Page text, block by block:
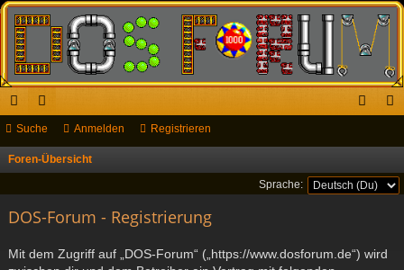
ch
ne
ug
or
en
el rie
Suche Anmelden Registrieren
Foren-Übersicht
u
Sprache:
DOS-Forum - Registrierung
Mit dem Zugriff auf „DOS-Forum“ („https://www.dosforum.de“) wird